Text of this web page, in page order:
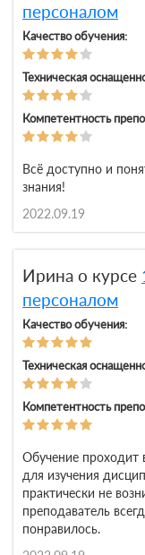
персоналом
Качество обучения:
Техническая
Компетентность
Всё доступно и
знания!
2022.09.19
Ирина о курсе
персоналом
Качество обучения:
Техническая
Компетентность
Обучение проходит
для изучения
практически не
преподаватель
понравилось.